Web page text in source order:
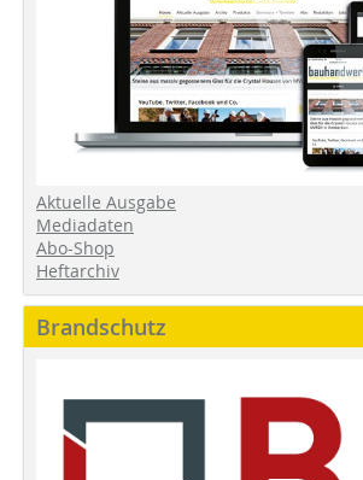
Aktuelle Ausgabe
Mediadaten
Abo-Shop
Heftarchiv
Brandschutz